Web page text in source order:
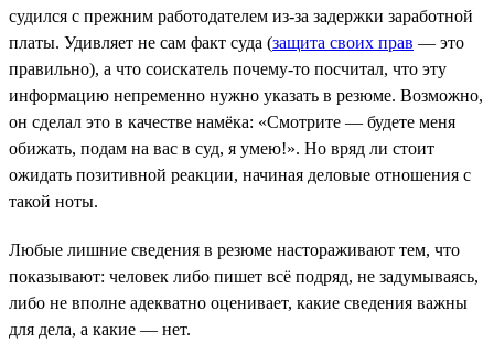
судился с прежним работодателем из-за задержки заработной
платы. Удивляет не сам факт суда (защита своих прав — это
правильно), а что соискатель почему-то посчитал, что эту
информацию непременно нужно указать в резюме. Возможно,
он сделал это в качестве намёка: «Смотрите — будете меня
обижать, подам на вас в суд, я умею!». Но вряд ли стоит
ожидать позитивной реакции, начиная деловые отношения с
такой ноты.
Любые лишние сведения в резюме настораживают тем, что
показывают: человек либо пишет всё подряд, не задумываясь,
либо не вполне адекватно оценивает, какие сведения важны
для дела, а какие — нет.